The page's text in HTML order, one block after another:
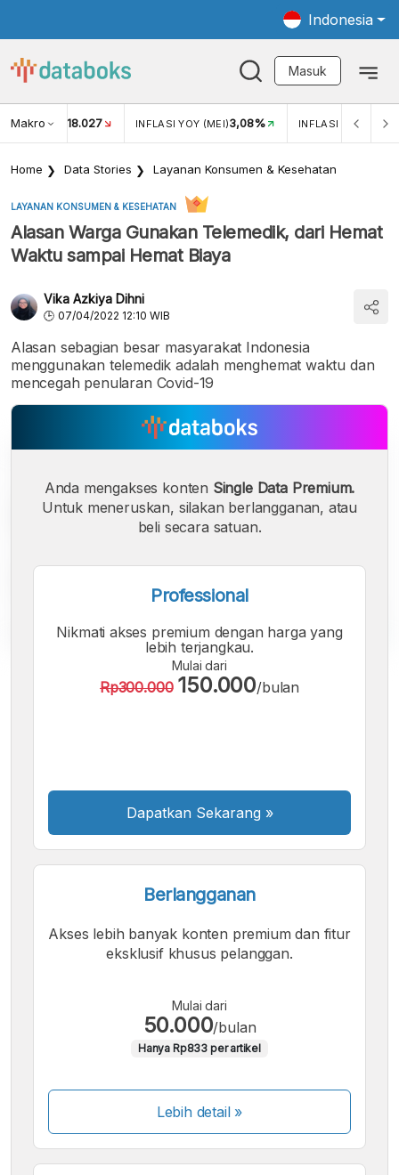
Indonesia
Masuk
Makro
USD/IDR 18.027 INFLASI YOY (MEI)3,08% INFLASI MOM (MEI)
Home Data Stories Layanan Konsumen & Kesehatan
LAYANAN KONSUMEN & KESEHATAN
Alasan Warga Gunakan Telemedik, dari Hemat
Waktu sampai Hemat Biaya
Vika Azkiya Dihni
07/04/2022 12:10 WIB
Alasan sebagian besar masyarakat Indonesia
menggunakan telemedik adalah menghemat waktu dan
mencegah penularan Covid-19
Font
A
Font
A
Font
Anda mengakses konten Single Data Premium.
Untuk meneruskan, silakan berlangganan, atau
beli secara satuan.
Professional
Nikmati akses premium dengan harga yang
lebih terjangkau.
Mulai dari
Rp300.000 150.000/bulan
Dapatkan Sekarang »
Berlangganan
Akses lebih banyak konten premium dan fitur
eksklusif khusus pelanggan.
Mulai dari
50.000/bulan
Hanya Rp833 per artikel
Lebih detail »